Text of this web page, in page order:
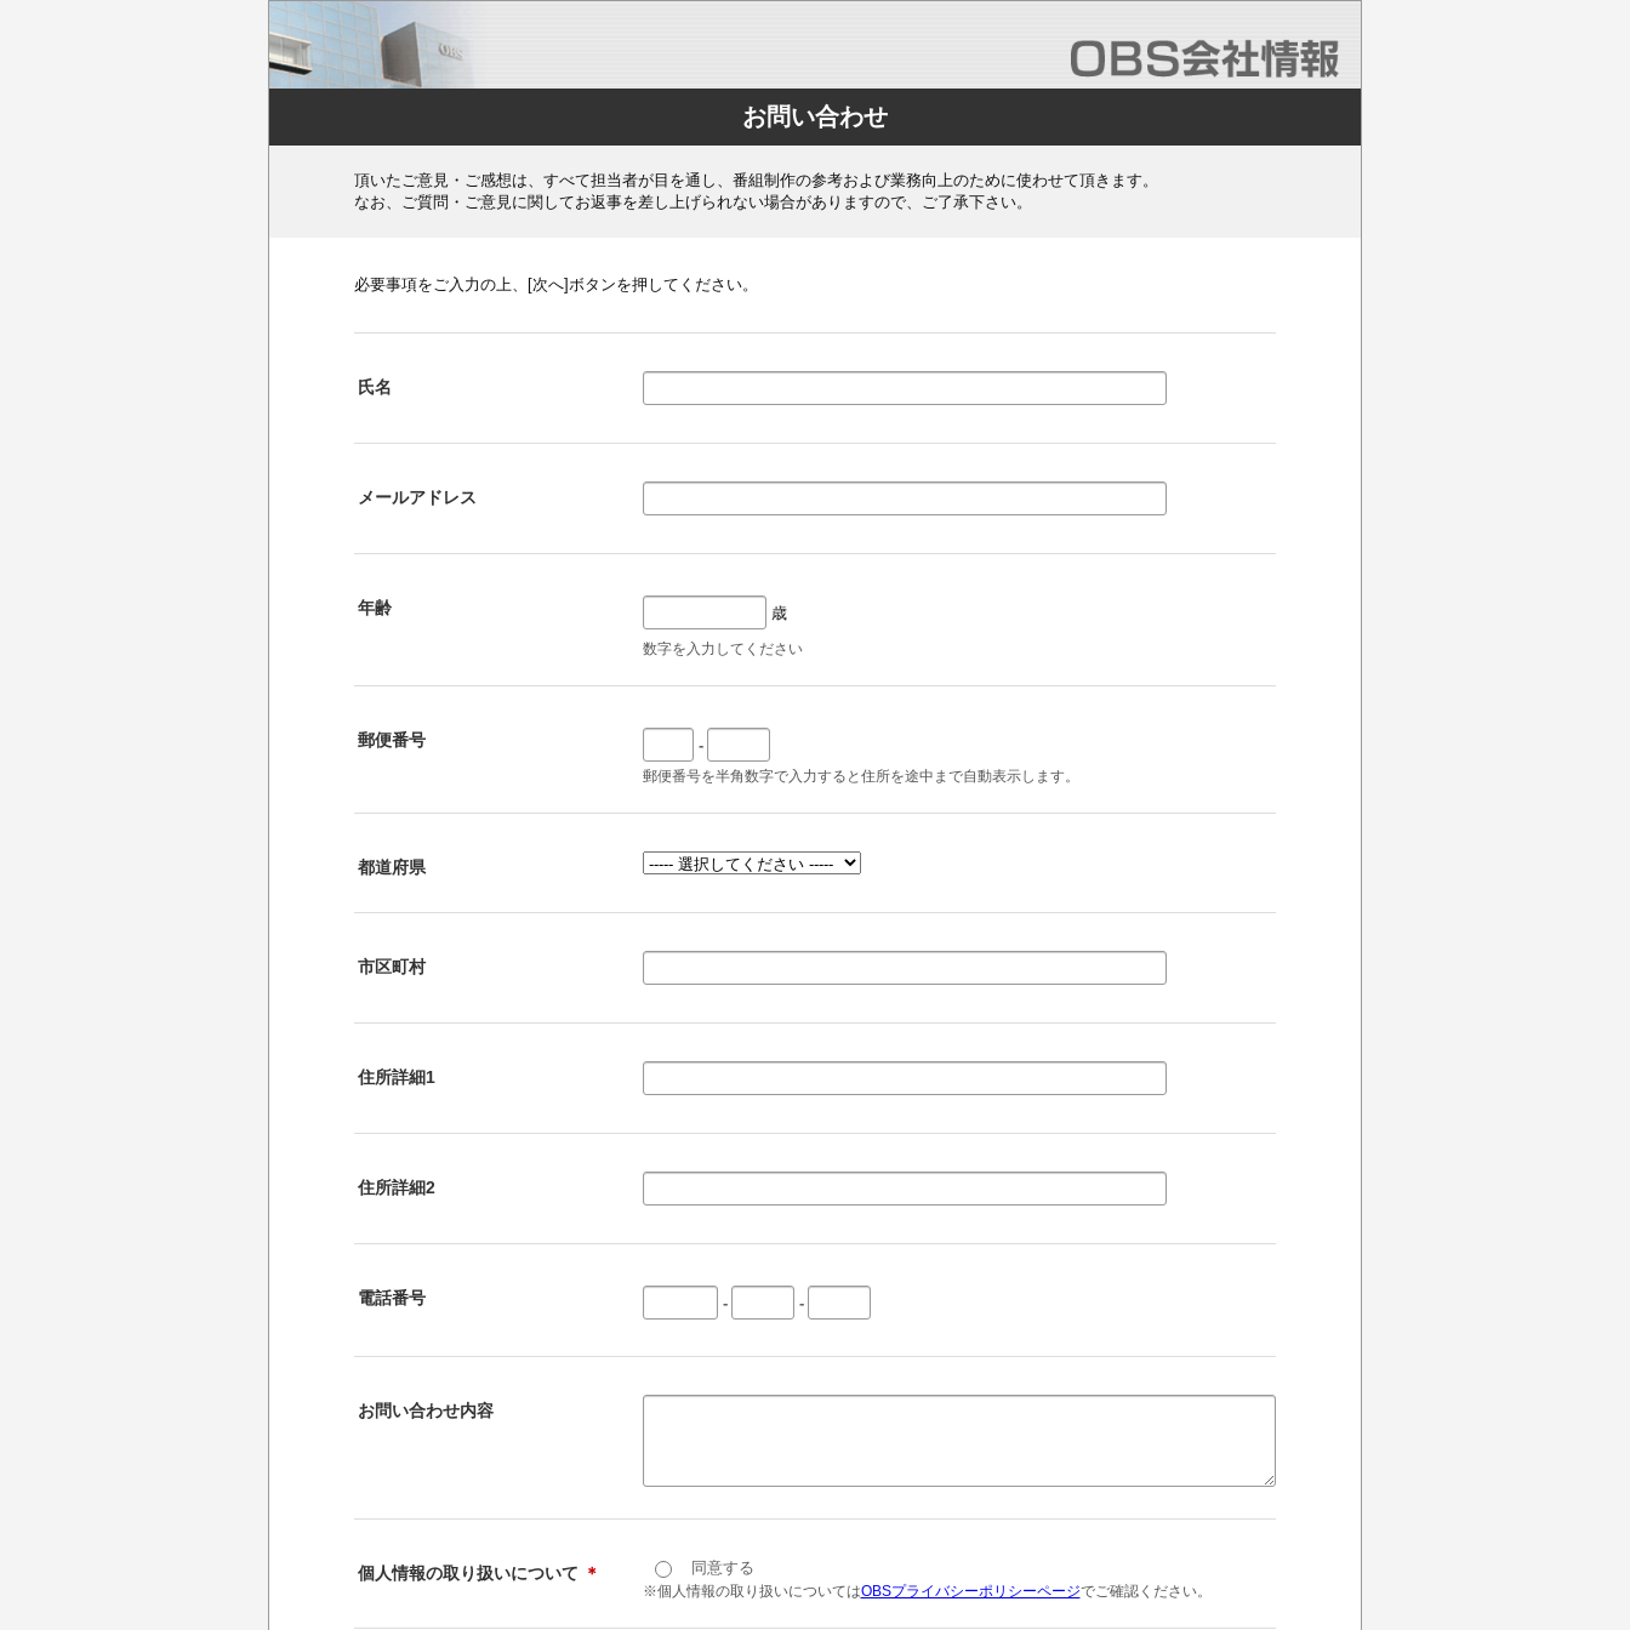
お問い合わせ
頂いたご意見・ご感想は、すべて担当者が目を通し、番組制作の参考および業務向上のために使わせて頂きます。
なお、ご質問・ご意見に関してお返事を差し上げられない場合がありますので、ご了承下さい。
必要事項をご入力の上、[次へ]ボタンを押してください。
氏名
メールアドレス
年齢 歳
数字を入力してください
郵便番号 -
郵便番号を半角数字で入力すると住所を途中まで自動表示します。
都道府県
市区町村
住所詳細1
住所詳細2
電話番号 - -
お問い合わせ内容
個人情報の取り扱いについて ＊ 同意する
※個人情報の取り扱いについてはOBSプライバシーポリシーページでご確認ください。